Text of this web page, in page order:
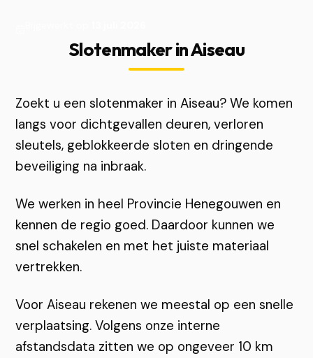
Slotenmaker in Aiseau
Zoekt u een slotenmaker in Aiseau? We komen
langs voor dichtgevallen deuren, verloren
sleutels, geblokkeerde sloten en dringende
beveiliging na inbraak.
We werken in heel Provincie Henegouwen en
kennen de regio goed. Daardoor kunnen we
snel schakelen en met het juiste materiaal
vertrekken.
Voor Aiseau rekenen we meestal op een snelle
verplaatsing. Volgens onze interne
afstandsdata zitten we op ongeveer 10 km